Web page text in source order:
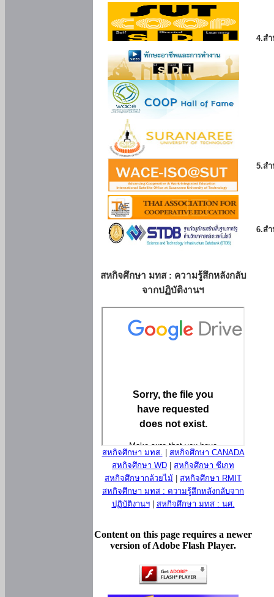
สหกิจศึกษา มทส : ความรู้สึกหลังกลับ
จากปฏิบัติงานฯ
สหกิจศึกษา มทส.
สหกิจศึกษา CANADA
สหกิจศึกษา WD
สหกิจศึกษา ซีเกท
สหกิจศึกษากล้วยไม้
สหกิจศึกษา RMIT
สหกิจศึกษา มทส : ความรู้สึกหลังกลับจาก
ปฏิบัติงานฯ| สหกิจศึกษา มทส : นศ.
Content on this page requires a newer
version of Adobe Flash Player.
4.ส
5.ส
6.ส